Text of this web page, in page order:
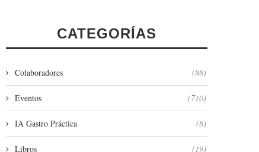
CATEGORÍAS
Colaboradores (88)
Eventos (710)
IA Gastro Práctica (8)
Libros (19)